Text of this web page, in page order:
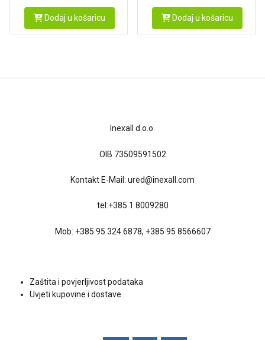
Dodaj u košaricu Dodaj u košaricu
Inexall d.o.o.
OIB 73509591502
Kontakt E-Mail: ured@inexall.com
tel:+385 1 8009280
Mob: +385 95 324 6878, +385 95 8566607
Zaštita i povjerljivost podataka
Uvjeti kupovine i dostave